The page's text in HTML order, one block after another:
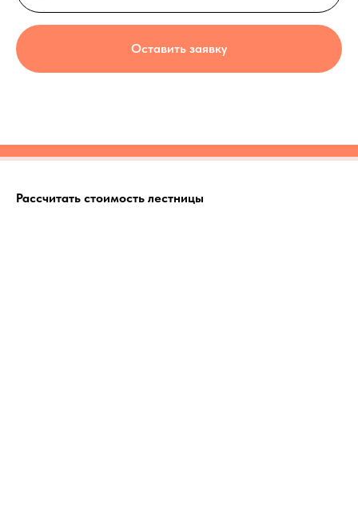
Оставить заявку
Рассчитать стоимость лестницы